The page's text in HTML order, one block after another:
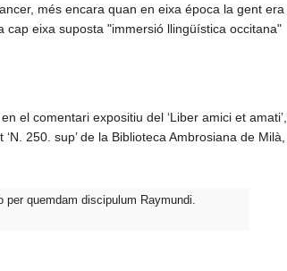
més encara quan en eixa época la gent era
eixa suposta "immersió llingüística occitana"
el comentari expositiu del ‘Liber amici et amati’,
250. sup’ de la Biblioteca Ambrosiana de Milà,
quemdam discipulum Raymundi.